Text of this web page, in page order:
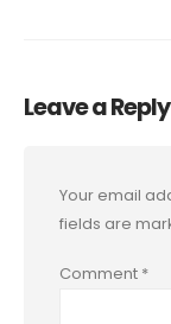
Leave a Reply
Your email
fields are
Comment *